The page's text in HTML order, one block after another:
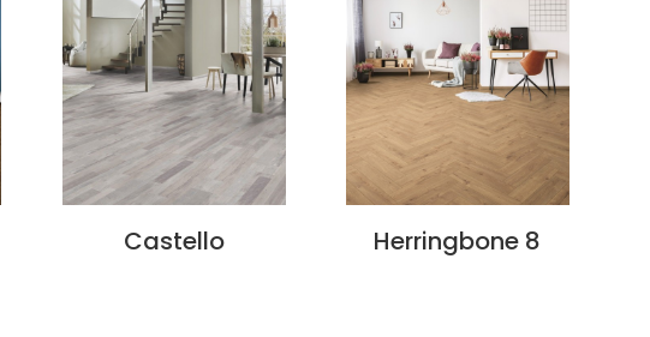
Castello Herringbone 8